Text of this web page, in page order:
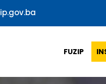
FUZIP